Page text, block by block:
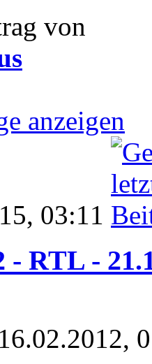
von
anzeigen
03:11
- RTL -